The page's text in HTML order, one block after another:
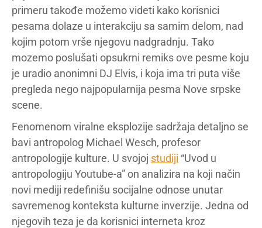
primeru takođe možemo videti kako korisnici
pesama dolaze u interakciju sa samim delom, nad
kojim potom vrše njegovu nadgradnju. Tako
mozemo poslušati opsukrni remiks ove pesme koju
je uradio anonimni DJ Elvis, i koja ima tri puta više
pregleda nego najpopularnija pesma Nove srpske
scene.
Fenomenom viralne eksplozije sadržaja detaljno se
bavi antropolog Michael Wesch, profesor
antropologije kulture. U svojoj studiji “Uvod u
antropologiju Youtube-a” on analizira na koji način
novi mediji redefinišu socijalne odnose unutar
savremenog konteksta kulturne inverzije. Jedna od
njegovih teza je da korisnici interneta kroz